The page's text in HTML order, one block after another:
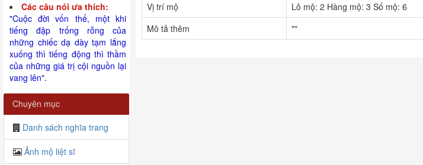
Vị trí mộ
Lô mộ: 2 Hàng mộ: 3 Số mộ: 6
Mô tả thêm
""
Các câu nói ưa thích:
"Cuộc đời vốn thế, một khi
tiếng đập trống rỗng của
những chiếc dạ dày tạm lắng
xuống thì tiếng động thì thầm
của những giá trị cội nguồn lại
vang lên".
Chuyên mục
Danh sách nghĩa trang
Ảnh mộ liệt sĩ